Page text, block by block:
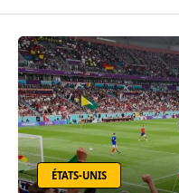
ÉTATS-UNIS